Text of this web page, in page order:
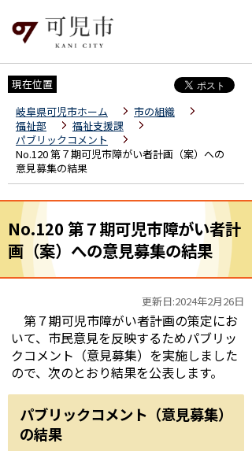
現在位置
岐阜県可児市ホーム
市の組織
福祉部
福祉支援課
パブリックコメント
No.120 第７期可児市障がい者計画（案）への
意見募集の結果
No.120 第７期可児市障がい者計
画（案）への意見募集の結果
更新日:2024年2月26日
第７期可児市障がい者計画の策定にお
いて、市民意見を反映するためパブリッ
クコメント（意見募集）を実施しました
ので、次のとおり結果を公表します。
パブリックコメント（意見募集）
の結果